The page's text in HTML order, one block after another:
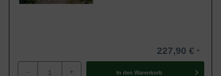
227,90 €
- + In den Warenkorb